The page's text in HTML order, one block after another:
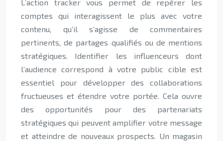
L’action tracker vous permet de repérer les
comptes qui interagissent le plus avec votre
contenu, qu’il s’agisse de commentaires
pertinents, de partages qualifiés ou de mentions
stratégiques. Identifier les influenceurs dont
l’audience correspond à votre public cible est
essentiel pour développer des collaborations
fructueuses et étendre votre portée. Cela ouvre
des opportunités pour des partenariats
stratégiques qui peuvent amplifier votre message
et atteindre de nouveaux prospects. Un magasin